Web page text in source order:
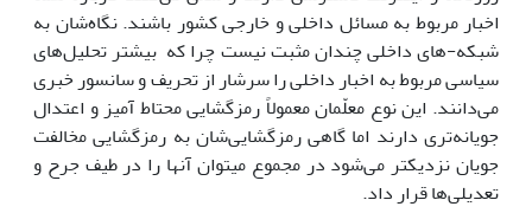
اخبار مربوط به مسائل داخلی و خارجی کشور باشند. نگاه‌شان به
شبکه-های داخلی چندان مثبت نیست چرا که بیشتر تحلیل‌های
سیاسی مربوط به اخبار داخلی را سرشار از تحریف و سانسور خبری
می‌دانند. این نوع معلّمان معمولاً رمزگشایی محتاط آمیز و اعتدال
جویانه‌تری دارند اما گاهی رمزگشایی‌شان به رمزگشایی مخالفت
جویان نزدیکتر می‌شود در مجموع می‏‎توان آن‏ها‎ را در طیف جرح و
تعدیلی‌ها قرار داد.